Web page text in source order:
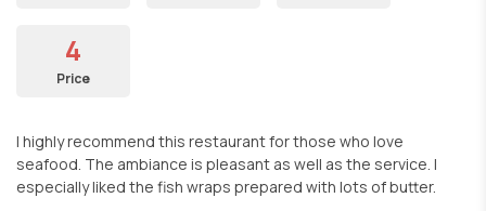
4
Price
I highly recommend this restaurant for those who love
seafood. The ambiance is pleasant as well as the service. I
especially liked the fish wraps prepared with lots of butter.